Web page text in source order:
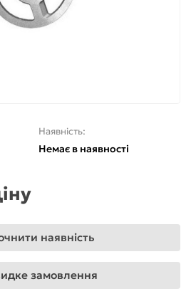
Наявність:
Немає в наявності
наявність
замовлення